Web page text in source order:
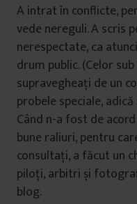
A intrat în conflicte,
vede nereguli. A scris
nerespectate, ca
drum public. (Celor
supravegheați de un
probele speciale,
Când n-a fost de
bune raliuri, pentru
consultați, a făcut un
piloți, arbitri și
blog.